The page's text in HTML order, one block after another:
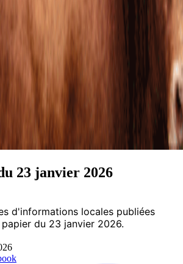
23 janvier 2026
d'informations locales publiées
du 23 janvier 2026.